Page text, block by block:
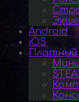
Android
iOS